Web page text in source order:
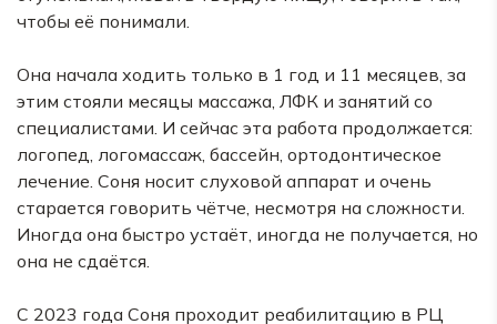
чтобы её понимали.
Она начала ходить только в 1 год и 11 месяцев, за
этим стояли месяцы массажа, ЛФК и занятий со
специалистами. И сейчас эта работа продолжается:
логопед, логомассаж, бассейн, ортодонтическое
лечение. Соня носит слуховой аппарат и очень
старается говорить чётче, несмотря на сложности.
Иногда она быстро устаёт, иногда не получается, но
она не сдаётся.
С 2023 года Соня проходит реабилитацию в РЦ